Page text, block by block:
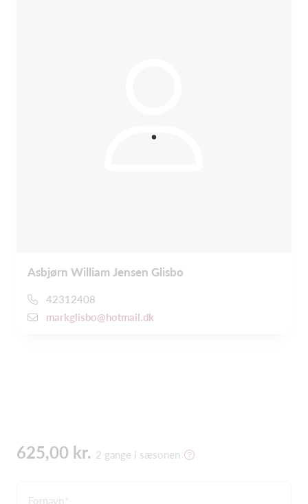
Asbjørn William Jensen Glisbo
42312408
markglisbo@hotmail.dk
625,00 kr. 2 gange i sæsonen
Fornavn